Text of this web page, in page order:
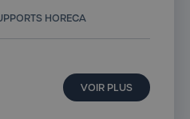
HORECA
VOIR PLUS